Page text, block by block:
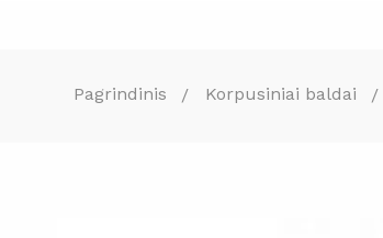
Pagrindinis Korpusiniai baldai